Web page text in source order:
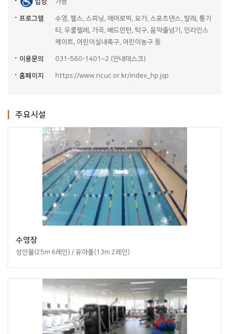
입장 가능
프로그램
수영, 헬스, 스피닝, 에어로빅, 요가, 스포츠댄스, 발레, 통기
타, 우쿨렐레, 가곡, 배드민턴, 탁구, 음악줄넘기, 인라인스
케이트, 어린이실내축구, 어린이농구 등
이용문의 031-560-1401~2 (안내데스크)
홈페이지 https://www.ncuc.or.kr/index_hp.jsp
주요시설
수영장
성인물(25m 6레인) / 유아풀(13m 2레인)